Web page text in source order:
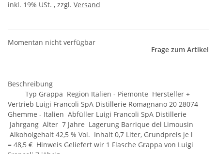
inkl. 19% USt. , zzgl. Versand
Momentan nicht verfügbar
Frage zum Artikel
Beschreibung
Typ Grappa Region Italien - Piemonte Hersteller +
Vertrieb Luigi Francoli SpA Distillerie Romagnano 20 28074
Ghemme - Italien Abfüller Luigi Francoli SpA Distillerie
Jahrgang Alter 7 Jahre Lagerung Barrique del Limousin
Alkoholgehalt 42,5 % Vol. Inhalt 0,7 Liter, Grundpreis je l
= 48,5 € Hinweis Geliefert wir 1 Flasche Grappa von Luigi